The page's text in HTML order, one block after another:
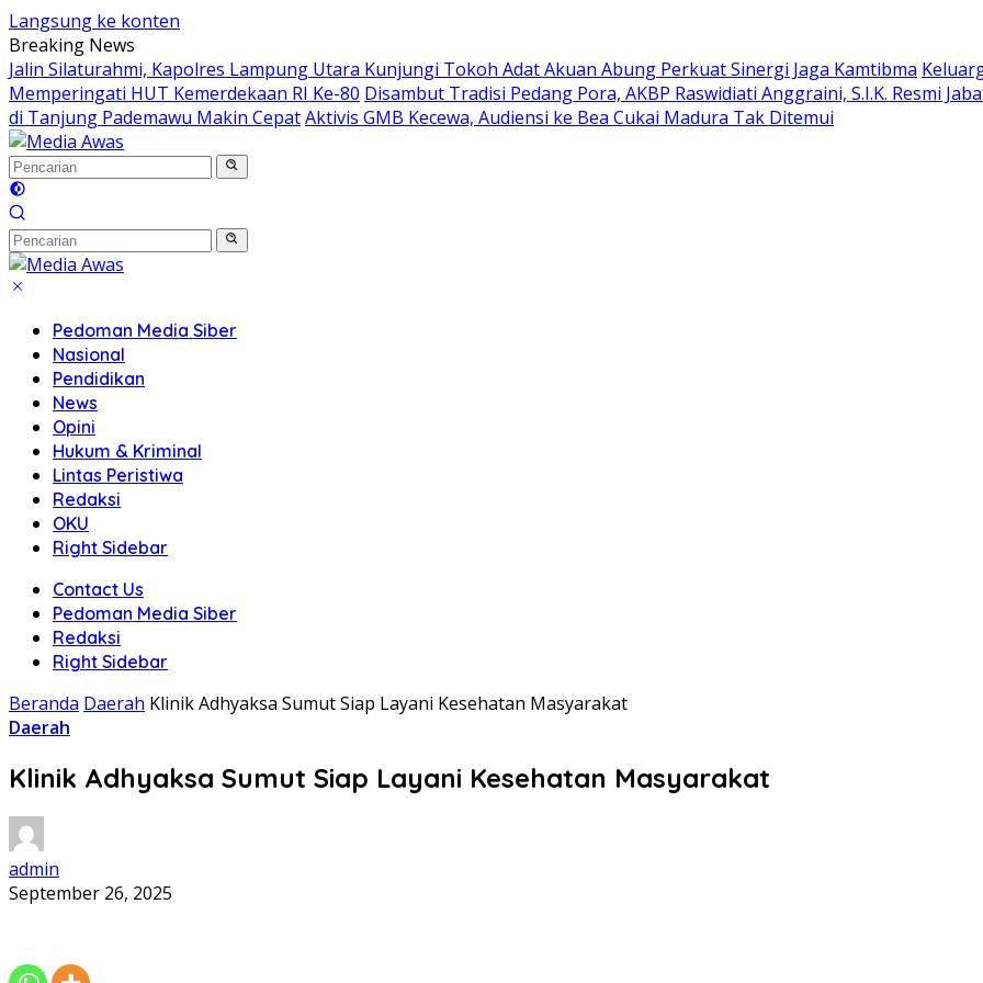
Langsung ke konten
Breaking News
Jalin Silaturahmi, Kapolres Lampung Utara Kunjungi Tokoh Adat Akuan Abung Perkuat Sinergi Jaga Kamtibma
Memperingati HUT Kemerdekaan RI Ke-80 Disambut Tradisi Pedang Pora, AKBP Raswidiati Anggraini, S.I.K. Resmi
di Tanjung Pademawu Makin CepatAktivis GMB Kecewa, Audiensi ke Bea Cukai Madura Tak Ditemui
Pedoman Media Siber
Nasional
Pendidikan
News
Opini
Hukum & Kriminal
Lintas Peristiwa
Redaksi
OKU
Right Sidebar
Contact Us
Pedoman Media Siber
Redaksi
Right Sidebar
Beranda Daerah Klinik Adhyaksa Sumut Siap Layani Kesehatan Masyarakat
Daerah
Klinik Adhyaksa Sumut Siap Layani Kesehatan Masyarakat
admin
September 26, 2025